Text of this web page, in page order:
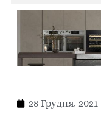
28 Грудня, 2021